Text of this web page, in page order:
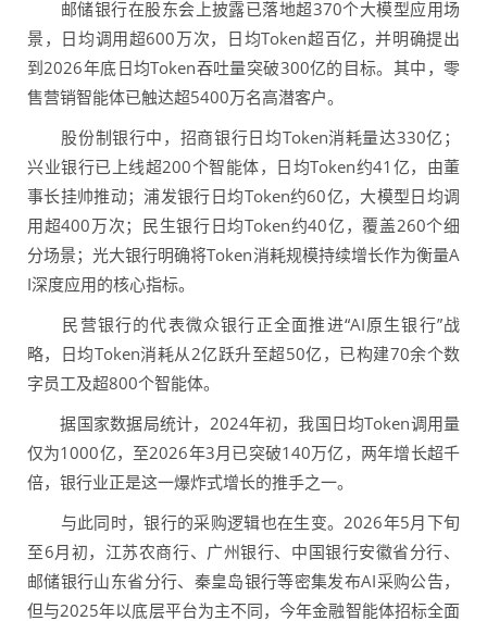
邮储银行在股东会上披露已落地超370个大模型应用场
景，日均调用超600万次，日均Token超百亿，并明确提出
到2026年底日均Token吞吐量突破300亿的目标。其中，零
售营销智能体已触达超5400万名高潜客户。
股份制银行中，招商银行日均Token消耗量达330亿；
兴业银行已上线超200个智能体，日均Token约41亿，由董
事长挂帅推动；浦发银行日均Token约60亿，大模型日均调
用超400万次；民生银行日均Token约40亿，覆盖260个细
分场景；光大银行明确将Token消耗规模持续增长作为衡量A
I深度应用的核心指标。
民营银行的代表微众银行正全面推进“AI原生银行”战
略，日均Token消耗从2亿跃升至超50亿，已构建70余个数
字员工及超800个智能体。
据国家数据局统计，2024年初，我国日均Token调用量
仅为1000亿，至2026年3月已突破140万亿，两年增长超千
倍，银行业正是这一爆炸式增长的推手之一。
与此同时，银行的采购逻辑也在生变。2026年5月下旬
至6月初，江苏农商行、广州银行、中国银行安徽省分行、
邮储银行山东省分行、秦皇岛银行等密集发布AI采购公告，
但与2025年以底层平台为主不同，今年金融智能体招标全面